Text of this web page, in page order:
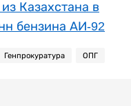
Казахстана в
бензина АИ-92
Генпрокуратура ОПГ